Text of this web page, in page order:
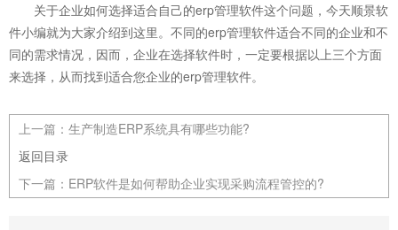
关于企业如何选择适合自己的erp管理软件这个问题，今天顺景软
件小编就为大家介绍到这里。不同的erp管理软件适合不同的企业和不
同的需求情况，因而，企业在选择软件时，一定要根据以上三个方面
来选择，从而找到适合您企业的erp管理软件。
上一篇： 生产制造ERP系统具有哪些功能?
返回目录
下一篇： ERP软件是如何帮助企业实现采购流程管控的?